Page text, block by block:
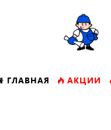
ГЛАВНАЯ АКЦИИ